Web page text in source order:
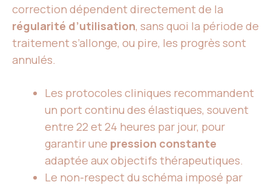
correction dépendent directement de la
régularité d’utilisation, sans quoi la période de
traitement s’allonge, ou pire, les progrès sont
annulés.
Les protocoles cliniques recommandent
un port continu des élastiques, souvent
entre 22 et 24 heures par jour, pour
garantir une pression constante
adaptée aux objectifs thérapeutiques.
Le non-respect du schéma imposé par